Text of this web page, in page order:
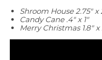
Shroom House 2.75″ x
Candy Cane .4″ x 1″
Merry Christmas 1.8″ x